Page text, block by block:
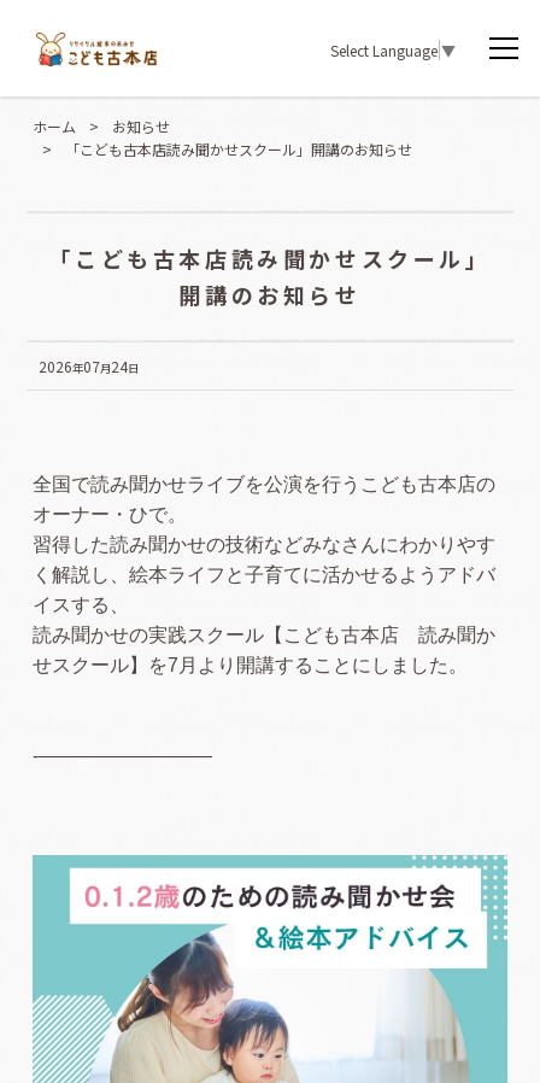
Select Language▼
ホーム >
お知らせ
>
「こども古本店読み聞かせスクール」開講のお知らせ
「こども古本店読み聞かせスクール」
開講のお知らせ
2026年07月24日
全国で読み聞かせライブを公演を行うこども古本店の
オーナー・ひで。
習得した読み聞かせの技術などみなさんにわかりやす
く解説し、絵本ライフと子育てに活かせるようアドバ
イスする、
読み聞かせの実践スクール【こども古本店 読み聞か
せスクール】を7月より開講することにしました。
-—————————